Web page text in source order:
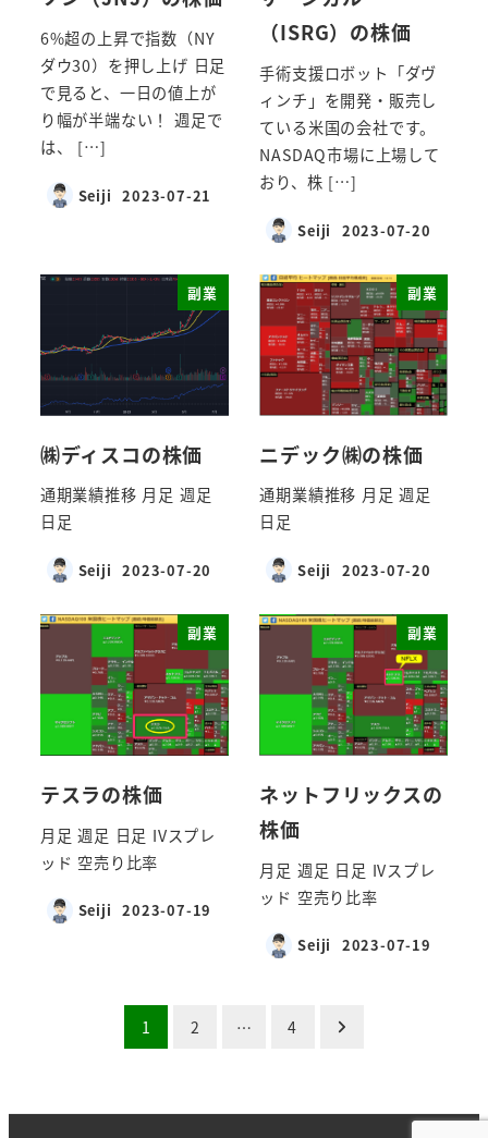
6%超の上昇で指数（NY
ダウ30）を押し上げ 日足
で見ると、一日の値上が
り幅が半端ない！ 週足で
は、 […]
Seiji 2023-07-21
（ISRG）の株価
手術支援ロボット「ダヴ
ィンチ」を開発・販売し
ている米国の会社です。
NASDAQ市場に上場して
おり、株 […]
Seiji 2023-07-20
副業
㈱ディスコの株価
通期業績推移 月足 週足
日足
Seiji 2023-07-20
副業
ニデック㈱の株価
通期業績推移 月足 週足
日足
Seiji 2023-07-20
副業
テスラの株価
月足 週足 日足 IVスプレ
ッド 空売り比率
Seiji 2023-07-19
副業
ネットフリックスの
株価
月足 週足 日足 IVスプレ
ッド 空売り比率
Seiji 2023-07-19
の
1 2 … 4